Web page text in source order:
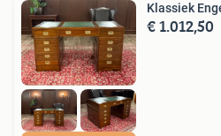
Klassiek
€ 1.012,50